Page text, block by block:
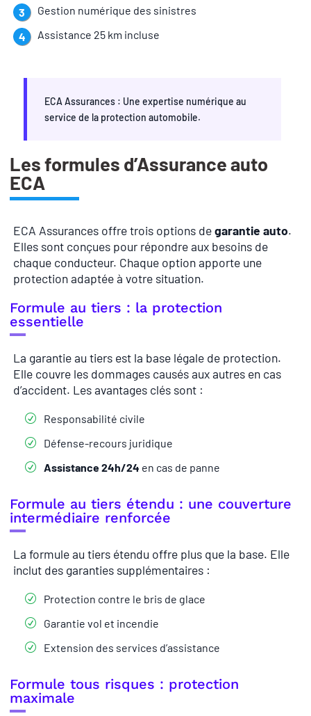
Gestion numérique des sinistres
Assistance 25 km incluse
ECA Assurances : Une expertise numérique au
service de la protection automobile.
Les formules d’Assurance auto
ECA
ECA Assurances offre trois options degarantie auto.
Elles sont conçues pour répondre aux besoins de
chaque conducteur. Chaque option apporte une
protection adaptée à votre situation.
Formule au tiers : la protection
essentielle
La garantie au tiers est la base légale de protection.
Elle couvre les dommages causés aux autres en cas
d’accident. Les avantages clés sont :
Responsabilité civile
Défense-recours juridique
Assistance 24h/24 en cas de panne
Formule au tiers étendu : une couverture
intermédiaire renforcée
La formule au tiers étendu offre plus que la base. Elle
inclut des garanties supplémentaires :
Protection contre le bris de glace
Garantie vol et incendie
Extension des services d’assistance
Formule tous risques : protection
maximale